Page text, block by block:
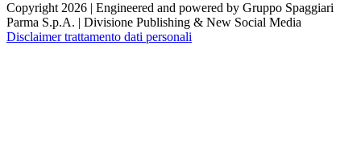
Copyright 2026 | Engineered and powered by Gruppo Spaggiari
Parma S.p.A. | Divisione Publishing & New Social Media
Disclaimer trattamento dati personali